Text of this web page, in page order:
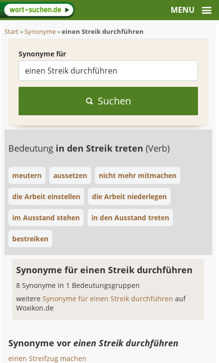
Start»Synonyme»einen Streik durchführen
Synonyme für
Suchen
Bedeutung in den Streik treten(Verb)
meutern aussetzen nicht mehr mitmachen
die Arbeit einstellen die Arbeit niederlegen
im Ausstand stehen in den Ausstand treten
bestreiken
Synonyme für einen Streik durchführen
8 Synonyme in 1 Bedeutungsgruppen
weitereSynonyme für einen Streik durchführenauf
Woxikon.de
Synonyme voreinen Streik durchführen
einen Streifzug machen